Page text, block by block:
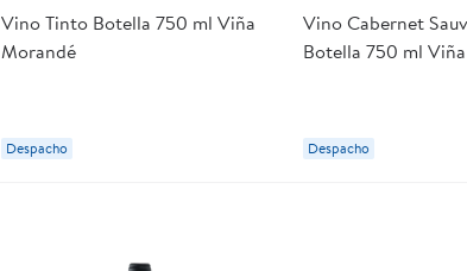
Vino Tinto Botella 750 ml Viña
Morandé
Despacho
Vino Cabernet
Botella 750 ml
Despacho